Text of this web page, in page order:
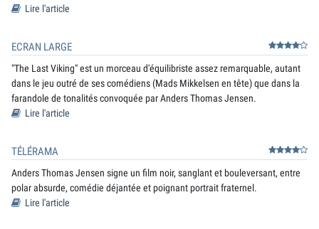
Lire l'article
ECRAN LARGE
"The Last Viking" est un morceau d'équilibriste assez remarquable, autant
dans le jeu outré de ses comédiens (Mads Mikkelsen en tête) que dans la
farandole de tonalités convoquée par Anders Thomas Jensen.
Lire l'article
TÉLÉRAMA
Anders Thomas Jensen signe un film noir, sanglant et bouleversant, entre
polar absurde, comédie déjantée et poignant portrait fraternel.
Lire l'article